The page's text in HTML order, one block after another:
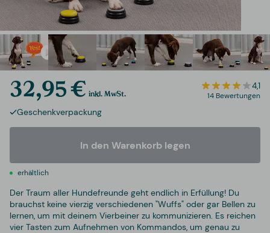
32,95 € inkl. MwSt.
4,1
14 Bewertungen
Geschenkverpackung
In den Warenkorb legen
erhältlich
Der Traum aller Hundefreunde geht endlich in Erfüllung! Du
brauchst keine vierzig verschiedenen "Wuffs" oder gar Bellen zu
lernen, um mit deinem Vierbeiner zu kommunizieren. Es reichen
vier Tasten zum Aufnehmen von Kommandos, um genau zu